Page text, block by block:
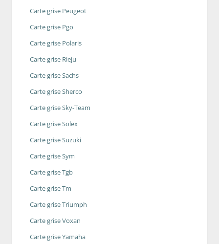
Carte grise Peugeot
Carte grise Pgo
Carte grise Polaris
Carte grise Rieju
Carte grise Sachs
Carte grise Sherco
Carte grise Sky-Team
Carte grise Solex
Carte grise Suzuki
Carte grise Sym
Carte grise Tgb
Carte grise Tm
Carte grise Triumph
Carte grise Voxan
Carte grise Yamaha